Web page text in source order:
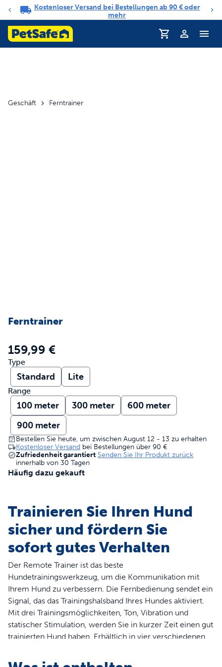
Benachrichtigungs-Karussell
Kostenloser Versand bei Bestellungen ab 90 € oder
mehr
Profil
Geschäft Ferntrainer
Ferntrainer
159,99 €
Type
Standard Lite
Range
100 meter 300 meter
600 meter
900 meter
Bestellen Sie heute, um zwischen August 12 - 13 zu erhalten
Kostenloser Versand bei Bestellungen über 90 €
Zufriedenheit garantiert Senden Sie Ihr Produkt zurück
innerhalb von 30 Tagen
Häufig dazu gekauft
Trainieren Sie Ihren Hund
sicher und fördern Sie
sofort gutes Verhalten
Der Remote Trainer ist das beste
Hundetrainingswerkzeug, um die Kommunikation mit
Ihrem Hund zu verbessern. Die Fernbedienung sendet ein
Signal, das das Trainingshalsband Ihres Hundes aktiviert.
Mit drei Trainingsmöglichkeiten, Ton, Vibration und
statischer Stimulation, werden Sie in kurzer Zeit einen gut
trainierten Hund haben. Erhältlich in vier verschiedenen
erfolgreiches Training drinnen und draußen.